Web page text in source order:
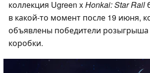
коллекция Ugreen xHonkai: Star Rail
в какой-то момент после 19 июня,
объявлены победители
коробки.